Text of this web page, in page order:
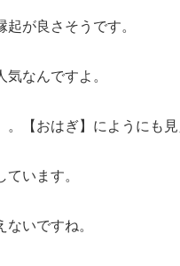
が良さそうです。
なんですよ。
【おはぎ】にようにも見
います。
いですね。